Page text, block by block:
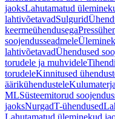
jaoksLahutamatud
lahtivõetavadSulgurid
keermeühendusega
soojendusseadmele
lahtivõetavadÜhendused
torudele ja muhvidele
torudeleKinnitused
äärikühendustele
MLSüsteemitorud
jaoksNurgadT-ühendused
Lahutamatud üleminekud